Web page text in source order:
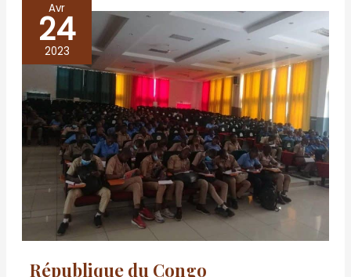
Avr
24
2023
République du Congo
République
Congo